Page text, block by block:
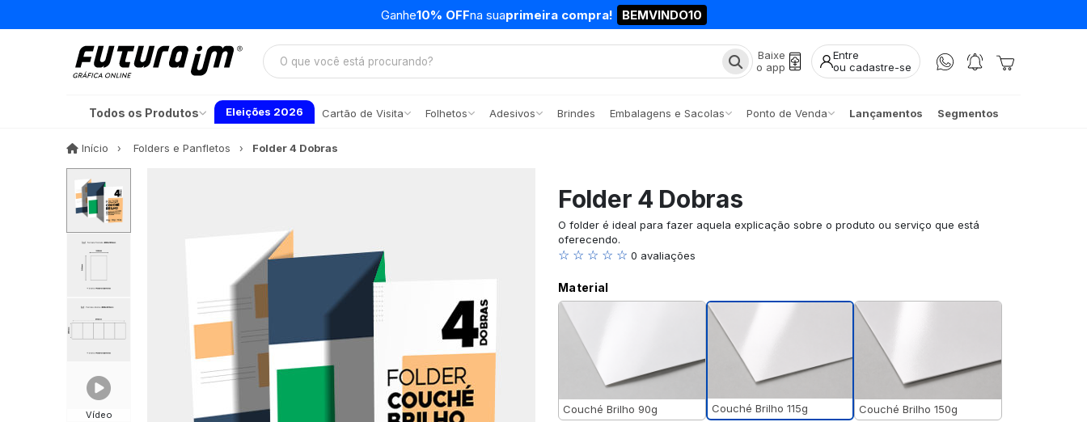
Ganhe10% OFFna suaprimeira compra! BEMVINDO10
Baixe
o app
Entre
ou cadastre-se
Todos os Produtos Eleições 2026 Cartão de Visita Folhetos Adesivos Brindes Embalagens e Sacolas Ponto de Venda Lançamentos Segmentos
Início InícioFolders e Panfletos Folder 4 Dobras
Vídeo
Folder 4 Dobras
O folder é ideal para fazer aquela explicação sobre o produto ou serviço que está
oferecendo.
☆ ☆ ☆ ☆ ☆ 0 avaliações
Material
Couché Brilho 90g Couché Brilho 115g Couché Brilho 150g